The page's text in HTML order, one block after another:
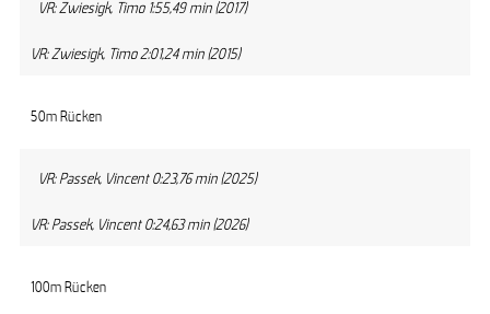
VR: Zwiesigk, Timo 1:55,49 min (2017)
VR: Zwiesigk, Timo 2:01,24 min (2015)
50m Rücken
VR: Passek, Vincent 0:23,76 min (2025)
VR: Passek, Vincent 0:24,63 min (2026)
100m Rücken